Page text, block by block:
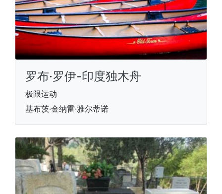
罗布·罗伊-印度独木舟
极限运动
基布茨·金纳雷·雅尔蒂诺